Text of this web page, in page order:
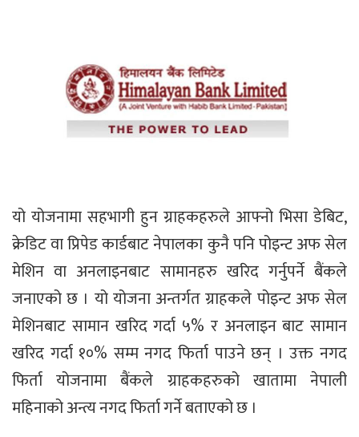
यो योजनामा सहभागी हुन ग्राहकहरुले आफ्नो भिसा डेबिट,
क्रेडिट वा प्रिपेड कार्डबाट नेपालका कुनै पनि पोइन्ट अफ सेल
मेशिन वा अनलाइनबाट सामानहरु खरिद गर्नुपर्ने बैंकले
जनाएको छ । यो योजना अन्तर्गत ग्राहकले पोइन्ट अफ सेल
मेशिनबाट सामान खरिद गर्दा ५% र अनलाइन बाट सामान
खरिद गर्दा १०% सम्म नगद फिर्ता पाउने छन् । उक्त नगद
फिर्ता योजनामा बैंकले ग्राहकहरुको खातामा नेपाली
महिनाको अन्त्य नगद फिर्ता गर्ने बताएको छ ।